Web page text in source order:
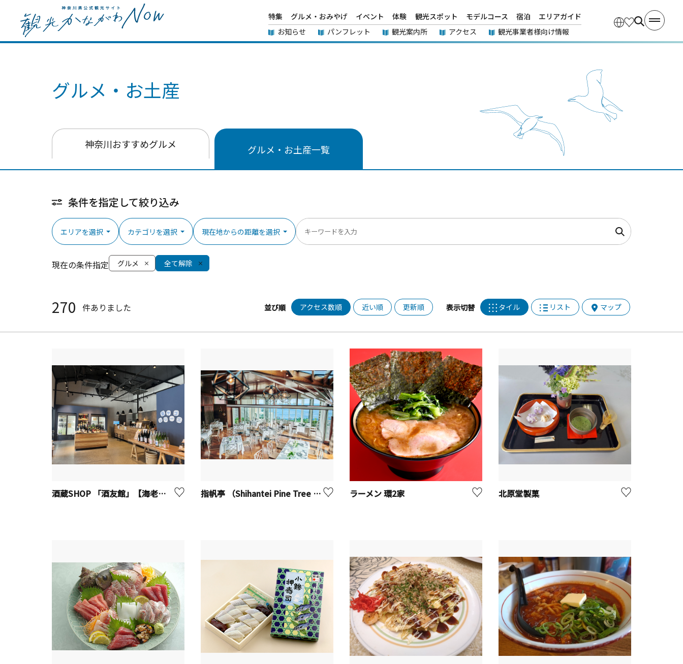
特集 グルメ・おみやげ イベント 体験 観光スポット モデルコース 宿泊
エリアガイド
お知らせ
パンフレット 観光案内所 アクセス 観光事業者様向け情報
グルメ・お土産
神奈川おすすめグルメ グルメ・お土産一覧
条件を指定して絞り込み
エリアを選択 カテゴリを選択 現在地からの距離を選択
現在の条件指定 グルメ 全て解除
270 件ありました 並び順 アクセス数順 近い順 更新順 表示切替 タイル リスト マップ
酒蔵SHOP 「酒友館」【海老名市】 指帆亭 （Shihantei Pine Tree Resort）【二宮町】 ラーメン 環2家 北原堂製菓